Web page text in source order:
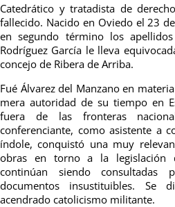
Catedrático y tratadista de
fa­llecido. Nacido en Oviedo el 23
en se­gundo término los
Rodríguez García le lleva
concejo de Ri­bera de Arriba.
Fué Álvarez del Manzano en
mera autoridad de su tiempo en
fuera de las fronteras
conferenciante, como asistente a
índole, conquistó una muy
obras en torno a la legislación
continúan siendo consultadas
documentos insustitui­bles. Se
acendrado catolicismo militante.